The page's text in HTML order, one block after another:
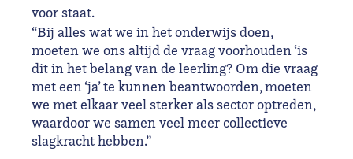
voor staat.
“Bij alles wat we in het onderwijs doen,
moeten we ons altijd de vraag voorhouden ‘is
dit in het belang van de leerling? Om die vraag
met een ‘ja’ te kunnen beantwoorden, moeten
we met elkaar veel sterker als sector optreden,
waardoor we samen veel meer collectieve
slagkracht hebben.”